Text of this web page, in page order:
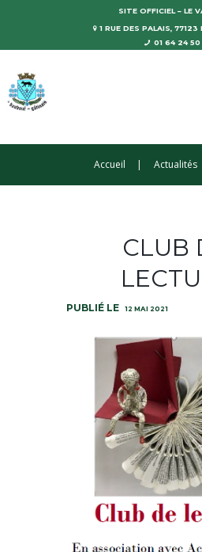
SITE OFFICIEL – LE
1 RUE DES PALAIS, 77123
01 64 24 50
Accueil Actualités
CLUB
12 MAI 2021